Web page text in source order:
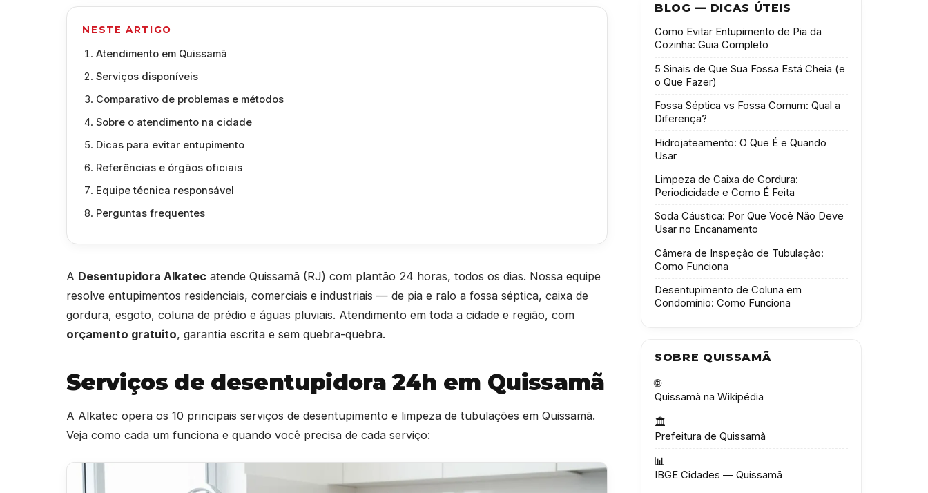
NESTE ARTIGO
Atendimento em Quissamã
Serviços disponíveis
Comparativo de problemas e métodos
Sobre o atendimento na cidade
Dicas para evitar entupimento
Referências e órgãos oficiais
Equipe técnica responsável
Perguntas frequentes
A Desentupidora Alkatec atende Quissamã (RJ) com plantão 24 horas, todos os dias. Nossa equipe
resolve entupimentos residenciais, comerciais e industriais — de pia e ralo a fossa séptica, caixa de
gordura, esgoto, coluna de prédio e águas pluviais. Atendimento em toda a cidade e região, com
orçamento gratuito, garantia escrita e sem quebra-quebra.
Serviços de desentupidora 24h em Quissamã
A Alkatec opera os 10 principais serviços de desentupimento e limpeza de tubulações em Quissamã.
Veja como cada um funciona e quando você precisa de cada serviço:
BLOG — DICAS ÚTEIS
Como Evitar Entupimento de Pia da
Cozinha: Guia Completo
5 Sinais de Que Sua Fossa Está Cheia (e
o Que Fazer)
Fossa Séptica vs Fossa Comum: Qual a
Diferença?
Hidrojateamento: O Que É e Quando
Usar
Limpeza de Caixa de Gordura:
Periodicidade e Como É Feita
Soda Cáustica: Por Que Você Não Deve
Usar no Encanamento
Câmera de Inspeção de Tubulação:
Como Funciona
Desentupimento de Coluna em
Condomínio: Como Funciona
SOBRE QUISSAMÃ
🌐
Quissamã na Wikipédia
🏛️
Prefeitura de Quissamã
📊
IBGE Cidades — Quissamã